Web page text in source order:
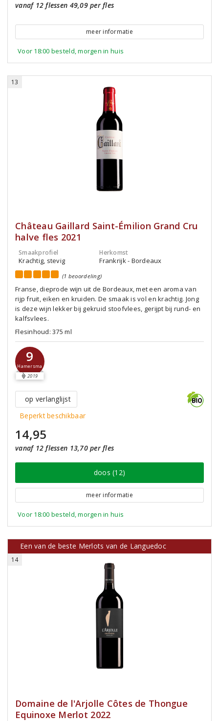
vanaf 12 flessen 49,09 per fles
meer informatie
Voor 18:00 besteld, morgen in huis
13
Château Gaillard Saint-Émilion Grand Cru
halve fles 2021
Smaakprofiel
Krachtig, stevig
Herkomst
Frankrijk - Bordeaux
(1 beoordeling)
Franse, dieprode wijn uit de Bordeaux, met een aroma van
rijp fruit, eiken en kruiden. De smaak is vol en krachtig. Jong
is deze wijn lekker bij gekruid stoofvlees, gerijpt bij rund- en
kalfsvlees.
Flesinhoud: 375 ml
9
Hamersma
2019
op verlanglijst
Beperkt beschikbaar
14,95
vanaf 12 flessen 13,70 per fles
doos (12)
meer informatie
Voor 18:00 besteld, morgen in huis
Een van de beste Merlots van de Languedoc
14
Domaine de l'Arjolle Côtes de Thongue
Equinoxe Merlot 2022